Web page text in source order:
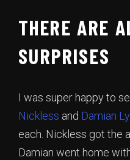
THERE ARE
SURPRISES
I was super happy to
Nickless and Damian
each. Nickless got the
Damian went home